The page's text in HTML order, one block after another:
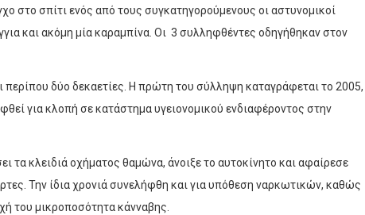
στο σπίτι ενός από τους συγκατηγορούμενους οι αστυνομικοί
και ακόμη μία καραμπίνα. Οι 3 συλληφθέντες οδηγήθηκαν στον
δύο δεκαετίες. Η πρώτη του σύλληψη καταγράφεται το 2005,
για κλοπή σε κατάστημα υγειονομικού ενδιαφέροντος στην
τα κλειδιά οχήματος θαμώνα, άνοιξε το αυτοκίνητο και αφαίρεσε
Την ίδια χρονιά συνελήφθη και για υπόθεση ναρκωτικών, καθώς
του μικροποσότητα κάνναβης.